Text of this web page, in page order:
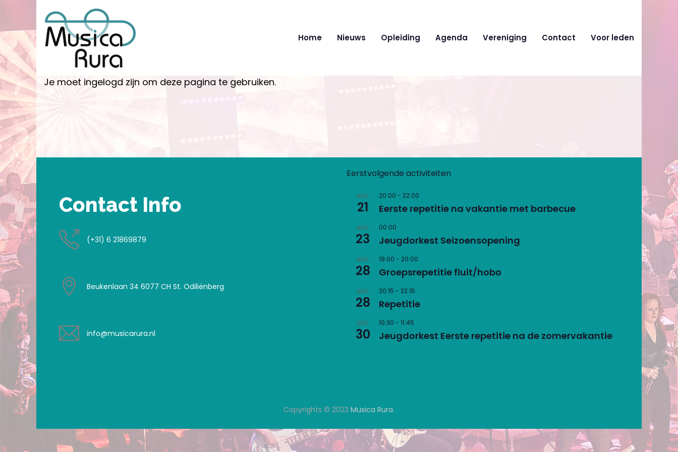
Home Nieuws Opleiding Agenda Vereniging Contact Voor leden
Je moet ingelogd zijn om deze pagina te gebruiken.
Contact Info
(+31) 6 21869879
Beukenlaan 34 6077 CH St. Odiliënberg
info@musicarura.nl
Eerstvolgende activiteiten
AUG
21
20:00 - 22:00
Eerste repetitie na vakantie met barbecue
AUG
23
00:00
Jeugdorkest Seizoensopening
AUG
28
19:00 - 20:00
Groepsrepetitie fluit/hobo
AUG
28
20:15 - 22:15
Repetitie
AUG
30
10:30 - 11:45
Jeugdorkest Eerste repetitie na de zomervakantie
Copyrights © 2023 Musica Rura.